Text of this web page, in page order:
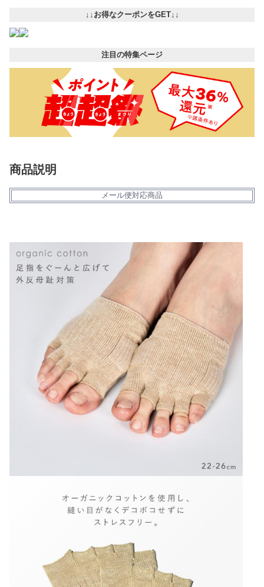
↓↓お得なクーポンをGET↓↓
注目の特集ページ
商品説明
メール便対応商品